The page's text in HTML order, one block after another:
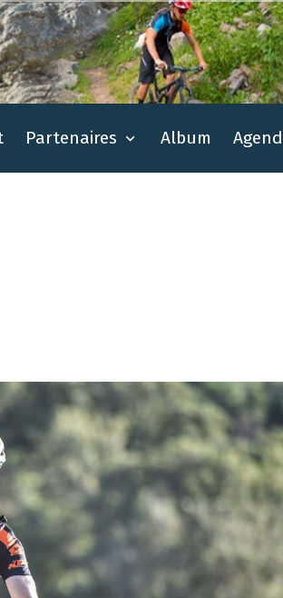
Partenaires Album